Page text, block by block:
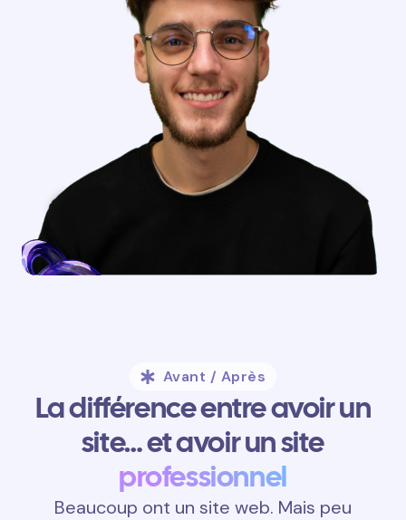
Avant / Après
La différence entre avoir un
site… et avoir un site
professionnel
Beaucoup ont un site web. Mais peu